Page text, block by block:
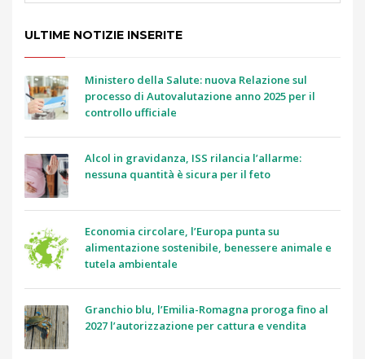
ULTIME NOTIZIE INSERITE
Ministero della Salute: nuova Relazione sul
processo di Autovalutazione anno 2025 per il
controllo ufficiale
Alcol in gravidanza, ISS rilancia l’allarme:
nessuna quantità è sicura per il feto
Economia circolare, l’Europa punta su
alimentazione sostenibile, benessere animale e
tutela ambientale
Granchio blu, l’Emilia-Romagna proroga fino al
2027 l’autorizzazione per cattura e vendita